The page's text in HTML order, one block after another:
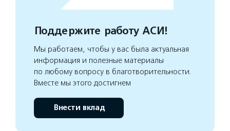
Поддержите работу АСИ!
Мы работаем, чтобы у вас была актуальная
информация и полезные материалы
по любому вопросу в благотворительности.
Вместе мы этого достигнем
Внести вклад